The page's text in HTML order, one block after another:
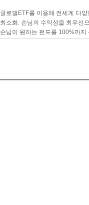
글로벌ETF를 이용해 전세계 다
최소화. 손님의 수익성을 최우선
손님이 원하는 펀드를 100%까지